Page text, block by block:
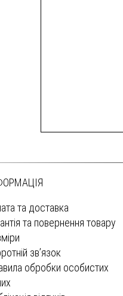
та доставка
та повернення товару
зв’язок
обробки особистих